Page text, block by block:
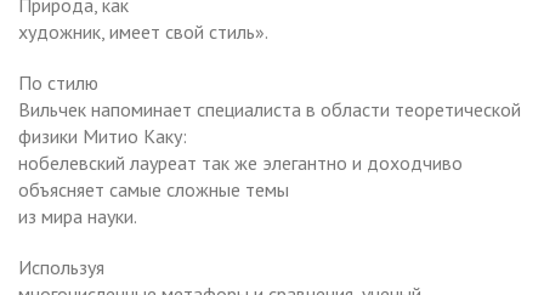
художник, имеет свой стиль».
По стилю
Вильчек напоминает специалиста в области теоретической
физики Митио Каку:
нобелевский лауреат так же элегантно и доходчиво
объясняет самые сложные темы
из мира науки.
Используя